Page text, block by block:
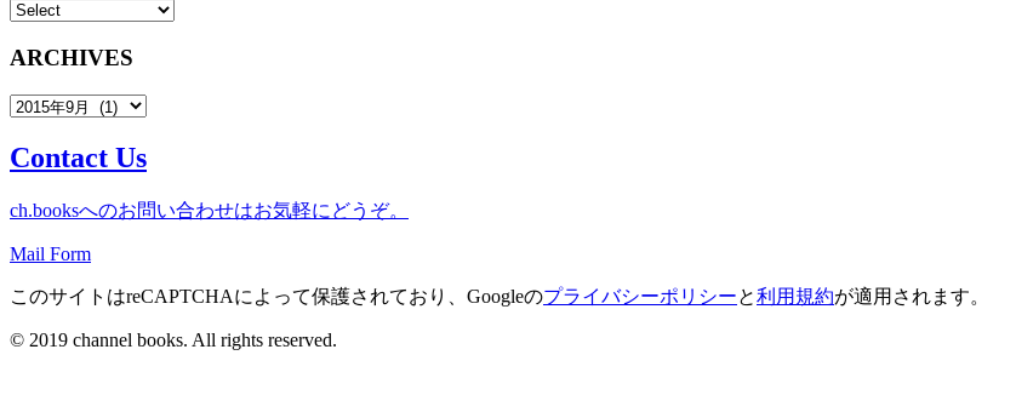
ARCHIVES
Contact Us
ch.booksへのお問い合わせはお気軽にどうぞ。
Mail Form
このサイトはreCAPTCHAによって保護されており、Googleのプライバシーポリシーと利用規約が適用されます。
© 2019 channel books. All rights reserved.